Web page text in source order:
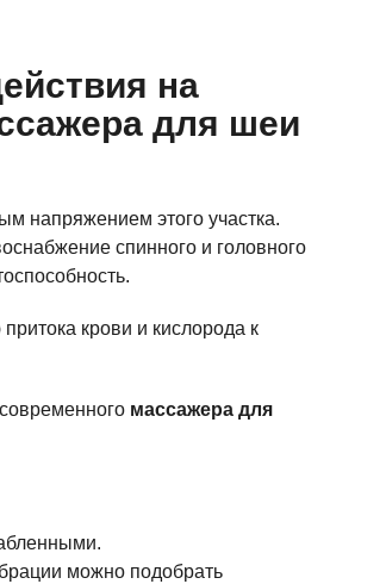
на
для шеи
напряжением этого участка.
спинного и головного
крови и кислорода к
массажера для
можно подобрать